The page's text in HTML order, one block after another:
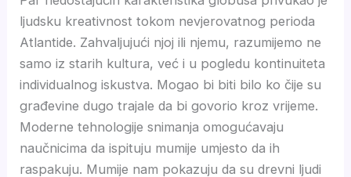
ljudsku kreativnost tokom nevjerovatnog perioda
Atlantide. Zahvaljujući njoj ili njemu, razumijemo ne
samo iz starih kultura, već i u pogledu kontinuiteta
individualnog iskustva. Mogao bi biti bilo ko čije su
građevine dugo trajale da bi govorio kroz vrijeme.
Moderne tehnologije snimanja omogućavaju
naučnicima da ispituju mumije umjesto da ih
raspakuju. Mumije nam pokazuju da su drevni ljudi